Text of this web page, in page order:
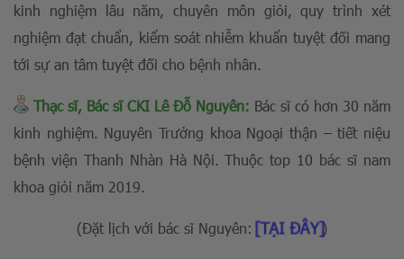
kinh nghiệm lâu năm, chuyên môn giỏi, quy trình xét
nghiệm đạt chuẩn, kiểm soát nhiễm khuẩn tuyệt đối mang
tới sự an tâm tuyệt đối cho bệnh nhân.
Thạc sĩ, Bác sĩ CKI Lê Đỗ Nguyên: Bác sĩ có hơn 30 năm
kinh nghiệm. Nguyên Trưởng khoa Ngoại thận – tiết niệu
bệnh viện Thanh Nhàn Hà Nội. Thuộc top 10 bác sĩ nam
khoa giỏi năm 2019.
(Đặt lịch với bác sĩ Nguyên: [TẠI ĐÂY])